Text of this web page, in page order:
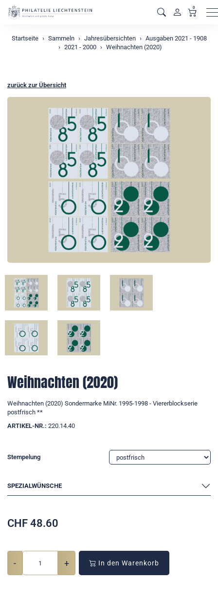
0
Startseite Sammeln Jahresübersichten
Ausgaben 2021 - 1908
2021 - 2000
Weihnachten (2020)
zurück zur Übersicht
Weihnachten (2020)
Weihnachten (2020) Sondermarke MiNr. 1995-1998 - Viererblockserie
postfrisch **
ARTIKEL-NR.: 220.14.40
Stempelung
SPEZIALWÜNSCHE
CHF 48.60
- + In den Warenkorb